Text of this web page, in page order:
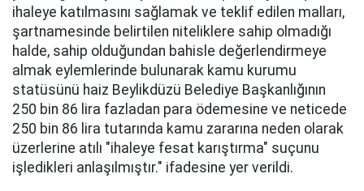
ihaleye katılmasını sağlamak ve teklif edilen malları,
şartnamesinde belirtilen niteliklere sahip olmadığı
halde, sahip olduğundan bahisle değerlendirmeye
almak eylemlerinde bulunarak kamu kurumu
statüsünü haiz Beylikdüzü Belediye Başkanlığının
250 bin 86 lira fazladan para ödemesine ve neticede
250 bin 86 lira tutarında kamu zararına neden olarak
üzerlerine atılı "ihaleye fesat karıştırma" suçunu
işledikleri anlaşılmıştır." ifadesine yer verildi.